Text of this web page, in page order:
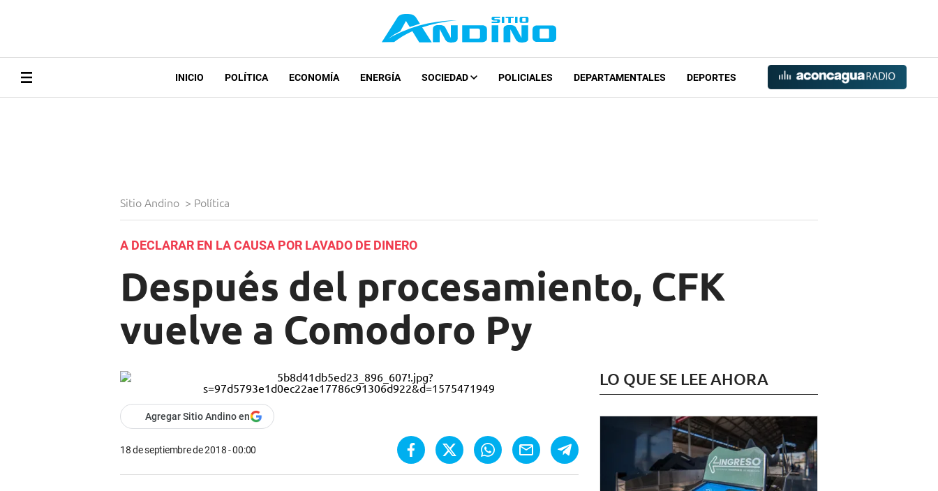
INICIO POLÍTICA ECONOMÍA ENERGÍA SOCIEDAD POLICIALES DEPARTAMENTALES DEPORTES
Sitio Andino > Política
A DECLARAR EN LA CAUSA POR LAVADO DE DINERO
Después del procesamiento, CFK
vuelve a Comodoro Py
Agregar Sitio Andino en
18 de septiembre de 2018 - 00:00
LO QUE SE LEE AHORA